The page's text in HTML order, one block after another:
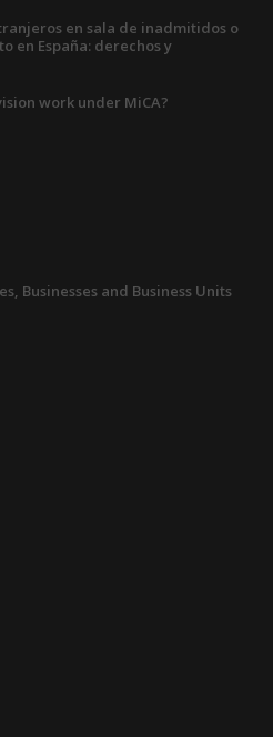
en sala de inadmitidos o
en España: derechos y
work under MiCA?
Businesses and Business Units